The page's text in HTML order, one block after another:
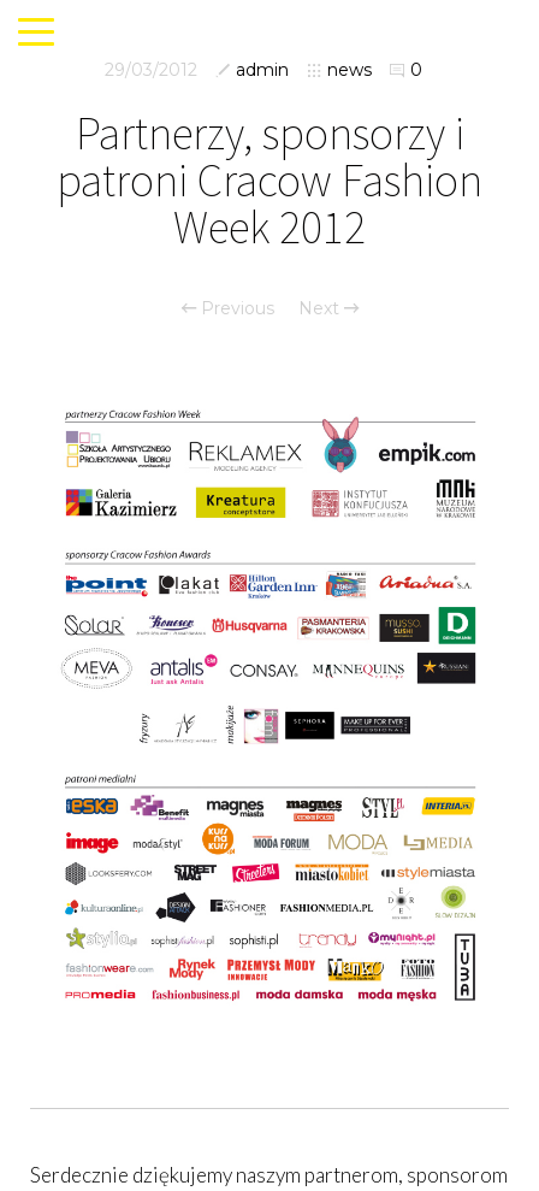
29/03/2012 admin news 0
Partnerzy, sponsorzy i
patroni Cracow Fashion
Week 2012
Previous Next
Serdecznie dziękujemy naszym partnerom, sponsorom